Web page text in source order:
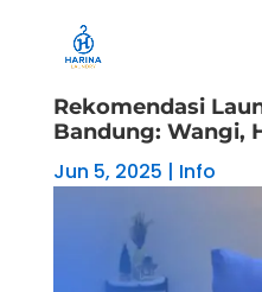
Rekomendasi
Bandung: Wangi,
Jun 5, 2025 | Info